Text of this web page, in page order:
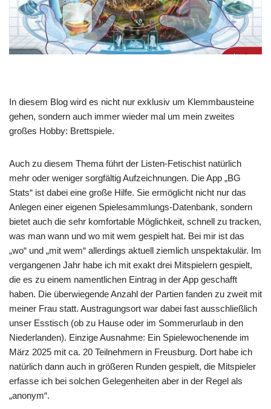
In diesem Blog wird es nicht nur exklusiv um Klemmbausteine
gehen, sondern auch immer wieder mal um mein zweites
großes Hobby: Brettspiele.
Auch zu diesem Thema führt der Listen-Fetischist natürlich
mehr oder weniger sorgfältig Aufzeichnungen. Die App „BG
Stats“ ist dabei eine große Hilfe. Sie ermöglicht nicht nur das
Anlegen einer eigenen Spielesammlungs-Datenbank, sondern
bietet auch die sehr komfortable Möglichkeit, schnell zu tracken,
was man wann und wo mit wem gespielt hat. Bei mir ist das
„wo“ und „mit wem“ allerdings aktuell ziemlich unspektakulär. Im
vergangenen Jahr habe ich mit exakt drei Mitspielern gespielt,
die es zu einem namentlichen Eintrag in der App geschafft
haben. Die überwiegende Anzahl der Partien fanden zu zweit mit
meiner Frau statt. Austragungsort war dabei fast ausschließlich
unser Esstisch (ob zu Hause oder im Sommerurlaub in den
Niederlanden). Einzige Ausnahme: Ein Spielewochenende im
März 2025 mit ca. 20 Teilnehmern in Freusburg. Dort habe ich
natürlich dann auch in größeren Runden gespielt, die Mitspieler
erfasse ich bei solchen Gelegenheiten aber in der Regel als
„anonym“.